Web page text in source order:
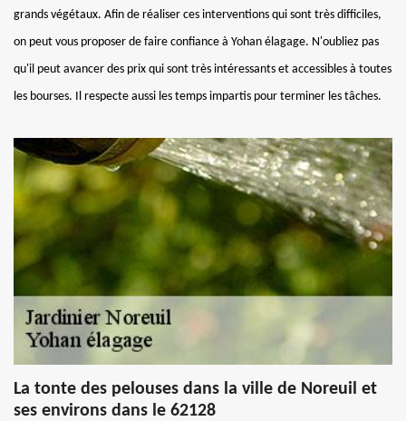
grands végétaux. Afin de réaliser ces interventions qui sont très difficiles,
on peut vous proposer de faire confiance à Yohan élagage. N'oubliez pas
qu'il peut avancer des prix qui sont très intéressants et accessibles à toutes
les bourses. Il respecte aussi les temps impartis pour terminer les tâches.
La tonte des pelouses dans la ville de Noreuil et
ses environs dans le 62128